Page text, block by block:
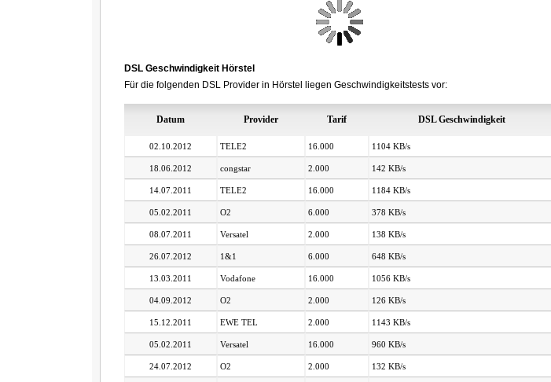
DSL Geschwindigkeit Hörstel
Für die folgenden DSL Provider in Hörstel liegen Geschwindigkeitstests vor:
Datum Provider Tarif DSL Geschwindigkeit
02.10.2012 TELE2 16.000 1104 KB/s
18.06.2012 congstar 2.000 142 KB/s
14.07.2011 TELE2 16.000 1184 KB/s
05.02.2011 O2 6.000 378 KB/s
08.07.2011 Versatel 2.000 138 KB/s
26.07.2012 1&1 6.000 648 KB/s
13.03.2011 Vodafone 16.000 1056 KB/s
04.09.2012 O2 2.000 126 KB/s
15.12.2011 EWE TEL 2.000 1143 KB/s
05.02.2011 Versatel 16.000 960 KB/s
24.07.2012 O2 2.000 132 KB/s